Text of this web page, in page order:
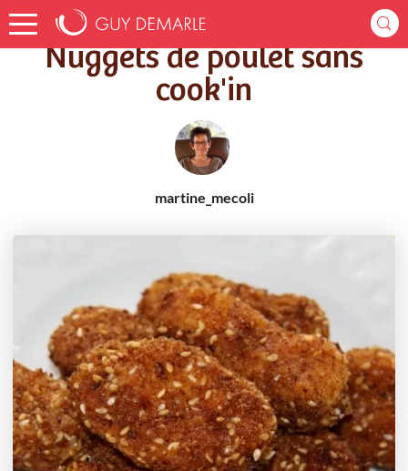
Accueil Recettes Nuggets de poulet sans cook'in
Nuggets de poulet sans
cook'in
martine_mecoli